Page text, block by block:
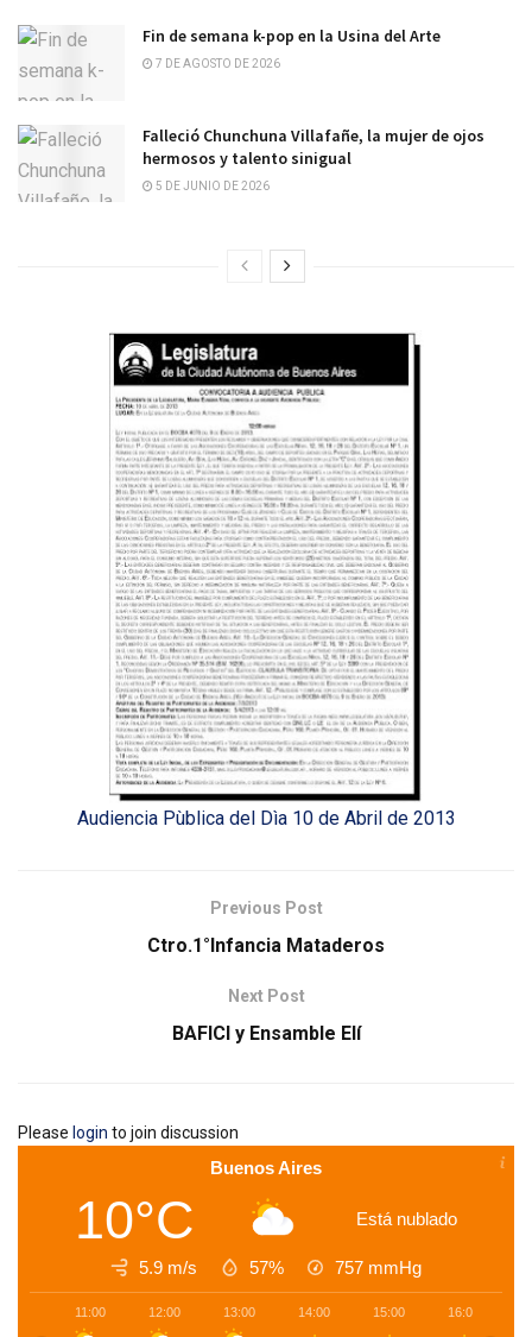
Fin de semana k-pop en la Usina del Arte
7 DE AGOSTO DE 2026
Falleció Chunchuna Villafañe, la mujer de ojos
hermosos y talento sinigual
5 DE JUNIO DE 2026
Audiencia Pùblica del Dìa 10 de Abril de 2013
Previous Post
Ctro.1°Infancia Mataderos
Next Post
BAFICI y Ensamble Elí
Please login to join discussion
Buenos Aires
10°C Está nublado
5.9 m/s 57% 757 mmHg
11:00 12:00 13:00 14:00 15:00 16:00